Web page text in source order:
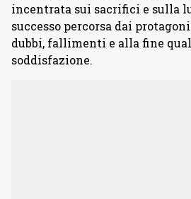
incentrata sui sacrifici e sulla
successo percorsa dai
dubbi, fallimenti e alla fine
soddisfazione.